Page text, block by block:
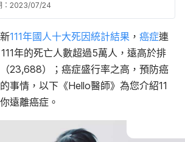
：2023/07/24
111年國人十大死因統計結果 ， 癌症連
年的死亡人數超過5萬人，遠高於排
23,688）；癌症盛行率之高，預防癌
事情，以下《Hello醫師》為您介紹11
遠離癌症。